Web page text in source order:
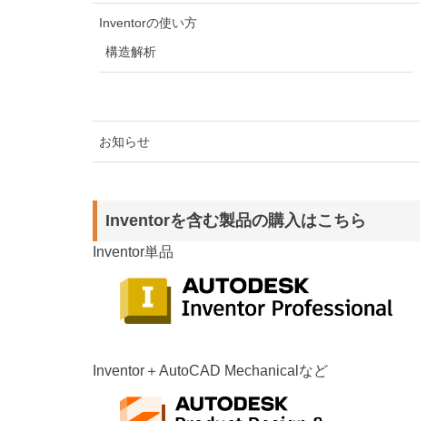
Inventorの使い方
構造解析
お知らせ
Inventorを含む製品の購入はこちら
Inventor単品
Inventor＋AutoCAD Mechanicalなど